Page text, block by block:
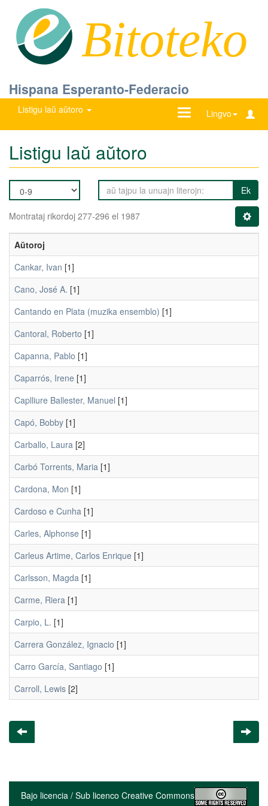
Bitoteko
Hispana Esperanto-Federacio
Listigu laŭ aŭtoro Lingvo
Ŝanĝu
Listigu laŭ aŭtoro
Ek
Montrataj rikordoj 277-296 el 1987
Aŭtoroj
Cankar, Ivan [1]
Cano, José A. [1]
Cantando en Plata (muzika ensemblo) [1]
Cantoral, Roberto [1]
Capanna, Pablo [1]
Caparrós, Irene [1]
Caplliure Ballester, Manuel [1]
Capó, Bobby [1]
Carballo, Laura [2]
Carbó Torrents, Maria [1]
Cardona, Mon [1]
Cardoso e Cunha [1]
Carles, Alphonse [1]
Carleus Artime, Carlos Enrique [1]
Carlsson, Magda [1]
Carme, Riera [1]
Carpio, L. [1]
Carrera González, Ignacio [1]
Carro García, Santiago [1]
Carroll, Lewis [2]
Bajo licencia / Sub licenco Creative Commons